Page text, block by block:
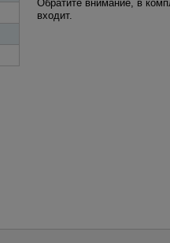
Обратите внимание, в
входит.